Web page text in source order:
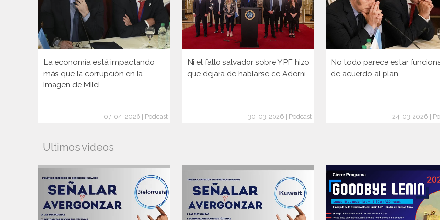
La economía está impactando
más que la corrupción en la
imagen de Milei
07-04-2026 | Podcast
Ni el fallo salvador sobre YPF hizo
que dejara de hablarse de Adorni
30-03-2026 | Podcast
No todo parece estar
de acuerdo al plan
24-03-2026 |
Ultimos videos